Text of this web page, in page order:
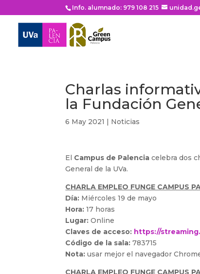
Info. alumnado: 979 108 215
Charlas
la Fundación
6 May 2021 | Noticias
El Campus de Palencia celebra dos
General de la UVa.
CHARLA EMPLEO FUNGE CAMPUS
Día: Miércoles 19 de mayo
Hora:17 horas
Lugar:Online
Claves de acceso: https://
Código de la sala:783715
Nota:usar mejor el navegador
CHARLA EMPLEO FUNGE CAMPUS